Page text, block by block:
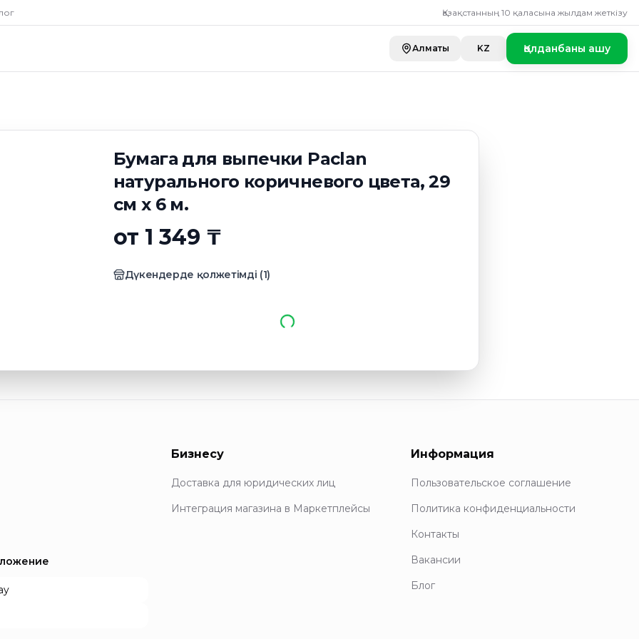
Қазақстанның 10 қаласына жылдам жеткізу
Алматы KZ Қолданбаны ашу
Бумага для выпечки Paclan
натурального коричневого цвета, 29
см х 6 м.
от 1 349 ₸
Дүкендерде қолжетімді (1)
цвета, 29 см х 6 м.
выпечки Paclan натурального
Бизнесу
Доставка для юридических лиц
Интеграция магазина в Маркетплейсы
Информация
Пользовательское соглашение
Политика конфиденциальности
Контакты
Вакансии
Блог